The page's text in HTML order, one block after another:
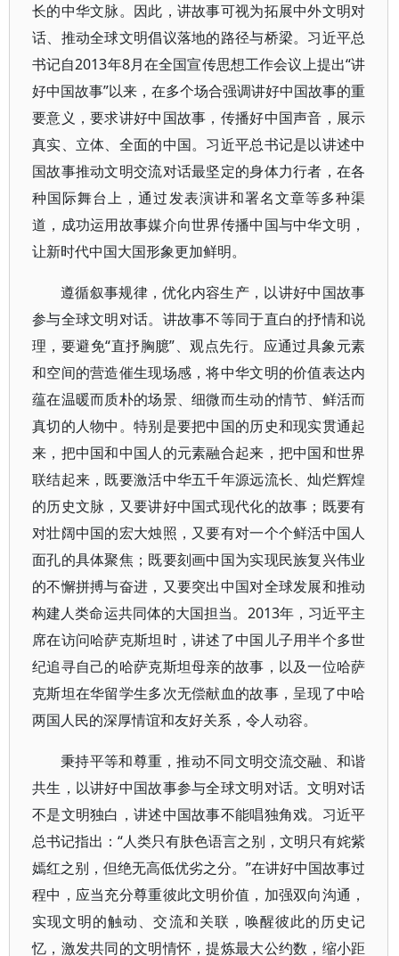
长的中华文脉。因此，讲故事可视为拓展中外文明对
话、推动全球文明倡议落地的路径与桥梁。习近平总
书记自2013年8月在全国宣传思想工作会议上提出“讲
好中国故事”以来，在多个场合强调讲好中国故事的重
要意义，要求讲好中国故事，传播好中国声音，展示
真实、立体、全面的中国。习近平总书记是以讲述中
国故事推动文明交流对话最坚定的身体力行者，在各
种国际舞台上，通过发表演讲和署名文章等多种渠
道，成功运用故事媒介向世界传播中国与中华文明，
让新时代中国大国形象更加鲜明。
遵循叙事规律，优化内容生产，以讲好中国故事
参与全球文明对话。讲故事不等同于直白的抒情和说
理，要避免“直抒胸臆”、观点先行。应通过具象元素
和空间的营造催生现场感，将中华文明的价值表达内
蕴在温暖而质朴的场景、细微而生动的情节、鲜活而
真切的人物中。特别是要把中国的历史和现实贯通起
来，把中国和中国人的元素融合起来，把中国和世界
联结起来，既要激活中华五千年源远流长、灿烂辉煌
的历史文脉，又要讲好中国式现代化的故事；既要有
对壮阔中国的宏大烛照，又要有对一个个鲜活中国人
面孔的具体聚焦；既要刻画中国为实现民族复兴伟业
的不懈拼搏与奋进，又要突出中国对全球发展和推动
构建人类命运共同体的大国担当。2013年，习近平主
席在访问哈萨克斯坦时，讲述了中国儿子用半个多世
纪追寻自己的哈萨克斯坦母亲的故事，以及一位哈萨
克斯坦在华留学生多次无偿献血的故事，呈现了中哈
两国人民的深厚情谊和友好关系，令人动容。
秉持平等和尊重，推动不同文明交流交融、和谐
共生，以讲好中国故事参与全球文明对话。文明对话
不是文明独白，讲述中国故事不能唱独角戏。习近平
总书记指出：“人类只有肤色语言之别，文明只有姹紫
嫣红之别，但绝无高低优劣之分。”在讲好中国故事过
程中，应当充分尊重彼此文明价值，加强双向沟通，
实现文明的触动、交流和关联，唤醒彼此的历史记
忆，激发共同的文明情怀，提炼最大公约数，缩小距